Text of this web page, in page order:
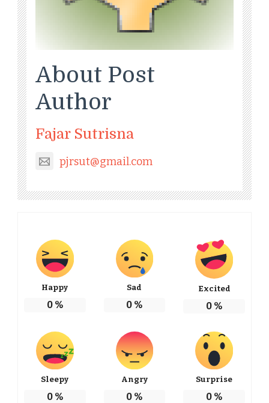
About Post
Author
Fajar Sutrisna
pjrsut@gmail.com
Happy
0%
Sad
0 %
Excited
0 %
Sleepy
0%
Angry
0 %
Surprise
0 %